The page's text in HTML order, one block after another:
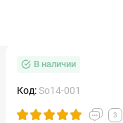
В наличии
Код:So14-001
3